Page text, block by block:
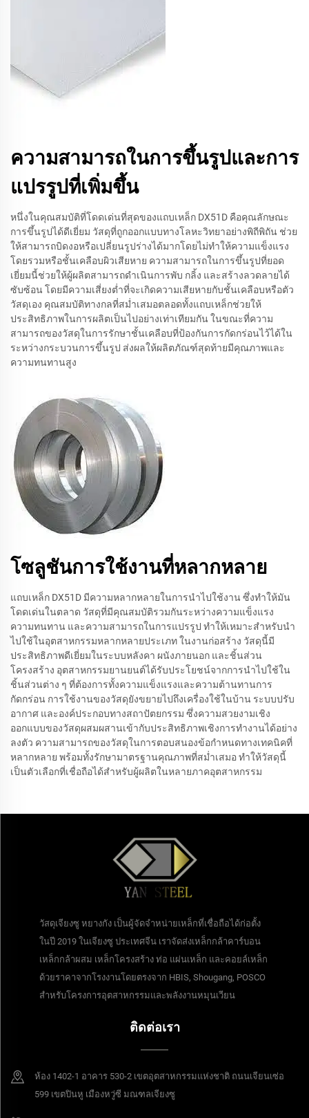
ความสามารถในการขึ้นรูปและการ
แปรรูปที่เพิ่มขึ้น
หนึ่งในคุณสมบัติที่โดดเด่นที่สุดของแถบเหล็ก DX51D คือคุณลักษณะ
การขึ้นรูปได้ดีเยี่ยม วัสดุที่ถูกออกแบบทางโลหะวิทยาอย่างพิถีพิถัน ช่วย
ให้สามารถบิดงอหรือเปลี่ยนรูปร่างได้มากโดยไม่ทำให้ความแข็งแรง
โดยรวมหรือชั้นเคลือบผิวเสียหาย ความสามารถในการขึ้นรูปที่ยอด
เยี่ยมนี้ช่วยให้ผู้ผลิตสามารถดำเนินการพับ กลิ้ง และสร้างลวดลายได้
ซับซ้อน โดยมีความเสี่ยงต่ำที่จะเกิดความเสียหายกับชั้นเคลือบหรือตัว
วัสดุเอง คุณสมบัติทางกลที่สม่ำเสมอตลอดทั้งแถบเหล็กช่วยให้
ประสิทธิภาพในการผลิตเป็นไปอย่างเท่าเทียมกัน ในขณะที่ความ
สามารถของวัสดุในการรักษาชั้นเคลือบที่ป้องกันการกัดกร่อนไว้ได้ใน
ระหว่างกระบวนการขึ้นรูป ส่งผลให้ผลิตภัณฑ์สุดท้ายมีคุณภาพและ
ความทนทานสูง
โซลูชันการใช้งานที่หลากหลาย
แถบเหล็ก DX51D มีความหลากหลายในการนำไปใช้งาน ซึ่งทำให้มัน
โดดเด่นในตลาด วัสดุที่มีคุณสมบัติรวมกันระหว่างความแข็งแรง
ความทนทาน และความสามารถในการแปรรูป ทำให้เหมาะสำหรับนำ
ไปใช้ในอุตสาหกรรมหลากหลายประเภท ในงานก่อสร้าง วัสดุนี้มี
ประสิทธิภาพดีเยี่ยมในระบบหลังคา ผนังภายนอก และชิ้นส่วน
โครงสร้าง อุตสาหกรรมยานยนต์ได้รับประโยชน์จากการนำไปใช้ใน
ชิ้นส่วนต่าง ๆ ที่ต้องการทั้งความแข็งแรงและความต้านทานการ
กัดกร่อน การใช้งานของวัสดุยังขยายไปถึงเครื่องใช้ในบ้าน ระบบปรับ
อากาศ และองค์ประกอบทางสถาปัตยกรรม ซึ่งความสวยงามเชิง
ออกแบบของวัสดุผสมผสานเข้ากับประสิทธิภาพเชิงการทำงานได้อย่าง
ลงตัว ความสามารถของวัสดุในการตอบสนองข้อกำหนดทางเทคนิคที่
หลากหลาย พร้อมทั้งรักษามาตรฐานคุณภาพที่สม่ำเสมอ ทำให้วัสดุนี้
เป็นตัวเลือกที่เชื่อถือได้สำหรับผู้ผลิตในหลายภาคอุตสาหกรรม
วัสดุเจียงซู หยางกัง เป็นผู้จัดจำหน่ายเหล็กที่เชื่อถือได้ก่อตั้ง
ในปี 2019 ในเจียงซู ประเทศจีน เราจัดส่งเหล็กกล้าคาร์บอน
เหล็กกล้าผสม เหล็กโครงสร้าง ท่อ แผ่นเหล็ก และคอยล์เหล็ก
ด้วยราคาจากโรงงานโดยตรงจาก HBIS, Shougang, POSCO
สำหรับโครงการอุตสาหกรรมและพลังงานหมุนเวียน
ติดต่อเรา
ห้อง 1402-1 อาคาร 530-2 เขตอุตสาหกรรมแห่งชาติ ถนนเจียนเซ่อ
599 เขตปินหู เมืองหวู่ซี มณฑลเจียงซู